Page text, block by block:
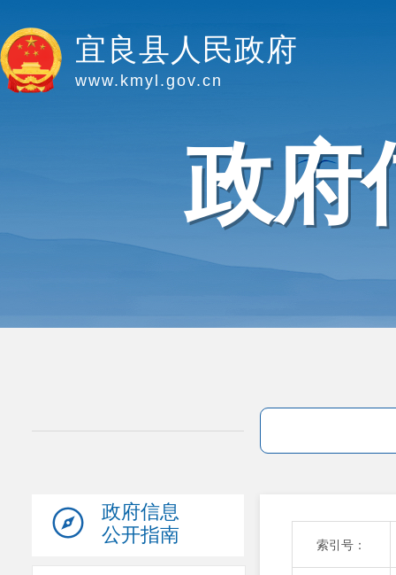
宜良县人民政府
www.kmyl.gov.cn
政府
政府信息
公开指南
索引号：